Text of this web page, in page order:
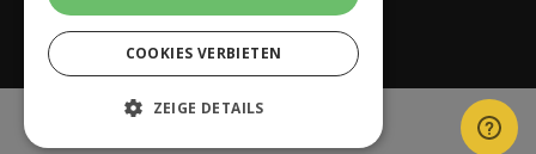
COOKIES VERBIETEN
ZEIGE DETAILS